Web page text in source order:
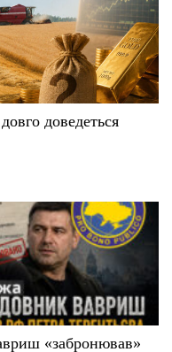
доведеться
«забронював»